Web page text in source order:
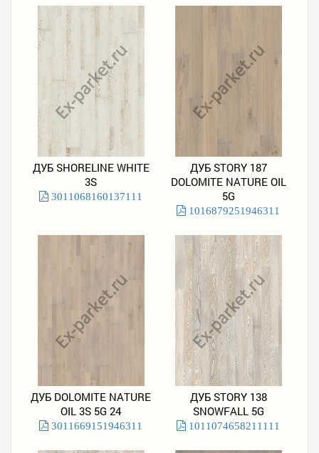
ДУБ SHORELINE WHITE
3S
3011068160137111
ДУБ STORY 187
DOLOMITE NATURE OIL
5G
1016879251946311
ДУБ DOLOMITE NATURE
OIL 3S 5G 24
3011669151946311
ДУБ STORY 138
SNOWFALL 5G
1011074658211111